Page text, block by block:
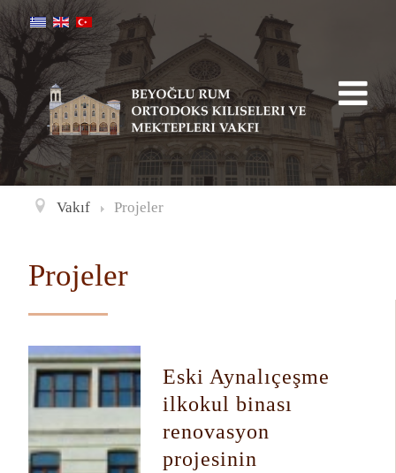
Vakıf Projeler
Projeler
Eski Aynalıçeşme
ilkokul binası
renovasyon
projesinin